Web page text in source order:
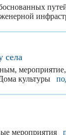
села
культуры
мероприятия